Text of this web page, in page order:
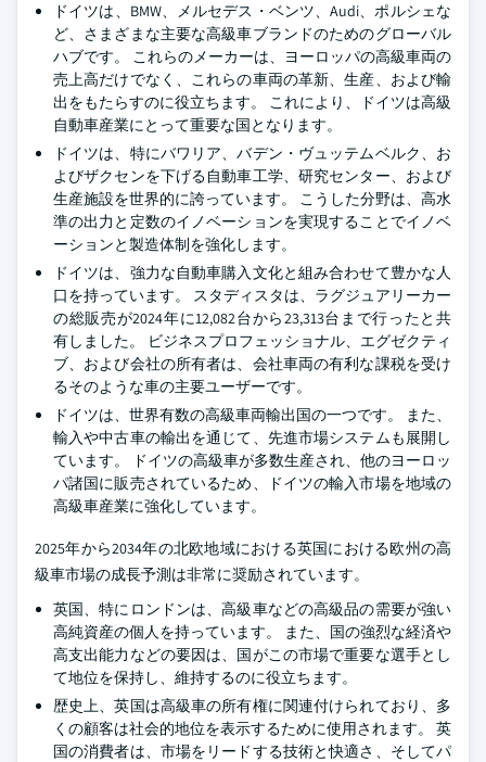
ドイツは、BMW、メルセデス・ベンツ、Audi、ポルシェな
ど、さまざまな主要な高級車ブランドのためのグローバル
ハブです。 これらのメーカーは、ヨーロッパの高級車両の
売上高だけでなく、これらの車両の革新、生産、および輸
出をもたらすのに役立ちます。 これにより、ドイツは高級
自動車産業にとって重要な国となります。
ドイツは、特にバワリア、バデン・ヴュッテムベルク、お
よびザクセンを下げる自動車工学、研究センター、および
生産施設を世界的に誇っています。 こうした分野は、高水
準の出力と定数のイノベーションを実現することでイノベ
ーションと製造体制を強化します。
ドイツは、強力な自動車購入文化と組み合わせて豊かな人
口を持っています。 スタディスタは、ラグジュアリーカー
の総販売が2024年に12,082台から23,313台まで行ったと共
有しました。 ビジネスプロフェッショナル、エグゼクティ
ブ、および会社の所有者は、会社車両の有利な課税を受け
るそのような車の主要ユーザーです。
ドイツは、世界有数の高級車両輸出国の一つです。 また、
輸入や中古車の輸出を通じて、先進市場システムも展開し
ています。 ドイツの高級車が多数生産され、他のヨーロッ
パ諸国に販売されているため、ドイツの輸入市場を地域の
高級車産業に強化しています。
2025年から2034年の北欧地域における英国における欧州の高
級車市場の成長予測は非常に奨励されています。
英国、特にロンドンは、高級車などの高級品の需要が強い
高純資産の個人を持っています。 また、国の強烈な経済や
高支出能力などの要因は、国がこの市場で重要な選手とし
て地位を保持し、維持するのに役立ちます。
歴史上、英国は高級車の所有権に関連付けられており、多
くの顧客は社会的地位を表示するために使用されます。 英
国の消費者は、市場をリードする技術と快適さ、そしてパ